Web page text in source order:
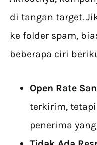
di tangan target.
ke folder spam,
beberapa ciri
Open Rate
terkirim,
penerima